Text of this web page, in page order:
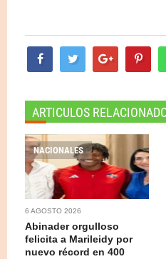
ARTICULOS
NACIONALES
6 AGOSTO 2026
Abinader orgulloso
felicita a Marileidy por
nuevo récord en 400